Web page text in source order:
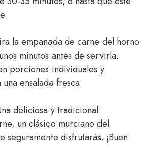
la empanada de carne del horno
minutos antes de servirla.
porciones individuales y
ensalada fresca.
deliciosa y tradicional
un clásico murciano del
seguramente disfrutarás. ¡Buen